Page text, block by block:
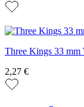
Three Kings 33 mm
2,27 €